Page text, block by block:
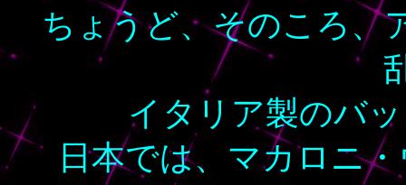
ちょうど、そのころ、
イタリア製のバ
日本では、マカロニ